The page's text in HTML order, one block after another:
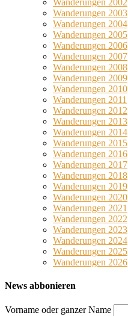
Wanderungen 2003
Wanderungen 2004
Wanderungen 2005
Wanderungen 2006
Wanderungen 2007
Wanderungen 2008
Wanderungen 2009
Wanderungen 2010
Wanderungen 2011
Wanderungen 2012
Wanderungen 2013
Wanderungen 2014
Wanderungen 2015
Wanderungen 2016
Wanderungen 2017
Wanderungen 2018
Wanderungen 2019
Wanderungen 2020
Wanderungen 2021
Wanderungen 2022
Wanderungen 2023
Wanderungen 2024
Wanderungen 2025
Wanderungen 2026
News abbonieren
Vorname oder ganzer Name